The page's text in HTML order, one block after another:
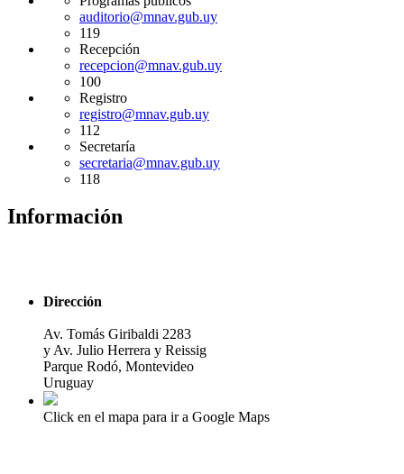
auditorio@mnav.gub.uy
119
Recepción
recepcion@mnav.gub.uy
100
Registro
registro@mnav.gub.uy
112
Secretaría
secretaria@mnav.gub.uy
118
Información
Dirección
Av. Tomás Giribaldi 2283
y Av. Julio Herrera y Reissig
Parque Rodó, Montevideo
Uruguay
Click en el mapa para ir a Google Maps